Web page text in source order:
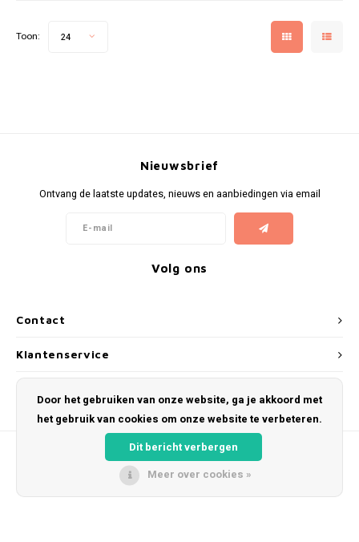
Toon: 24
Contact
Nieuwsbrief
Ontvang de laatste updates, nieuws en aanbiedingen via email
Volg ons
Klantenservice
© Copyright 2026 Kosmeyer.nl - Powered byLightspeed
Door het gebruiken van onze website, ga je akkoord met
het gebruik van cookies om onze website te verbeteren.
Dit bericht verbergen
Meer over cookies »